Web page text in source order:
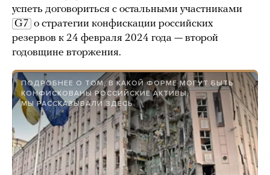
успеть договориться с остальными участниками
G7 о стратегии конфискации российских
резервов к 24 февраля 2024 года — второй
годовщине вторжения.
ПОДРОБНЕЕ О ТОМ, В КАКОЙ ФОРМЕ МОГУТ БЫТЬ
КОНФИСКОВАНЫ РОССИЙСКИЕ АКТИВЫ,
МЫ РАССКАЗЫВАЛИ ЗДЕСЬ